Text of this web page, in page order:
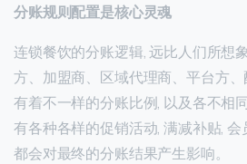
分账规则配置是核心灵魂
连锁餐饮的分账逻辑, 远比人们所想
方、加盟商、区域代理商、平台方
有着不一样的分账比例, 以及各不相
有各种各样的促销活动, 满减补贴,
都会对最终的分账结果产生影响。